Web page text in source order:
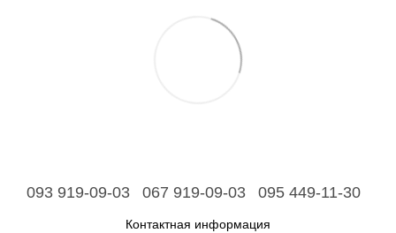
093 919-09-03 067 919-09-03 095 449-11-30
Контактная информация